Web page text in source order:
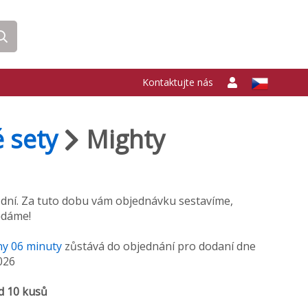
Kontaktujte nás
sety Mighty
Za tuto dobu vám objednávku sestavíme,
06 minuty zůstává do objednání pro dodaní dne
10 kusů